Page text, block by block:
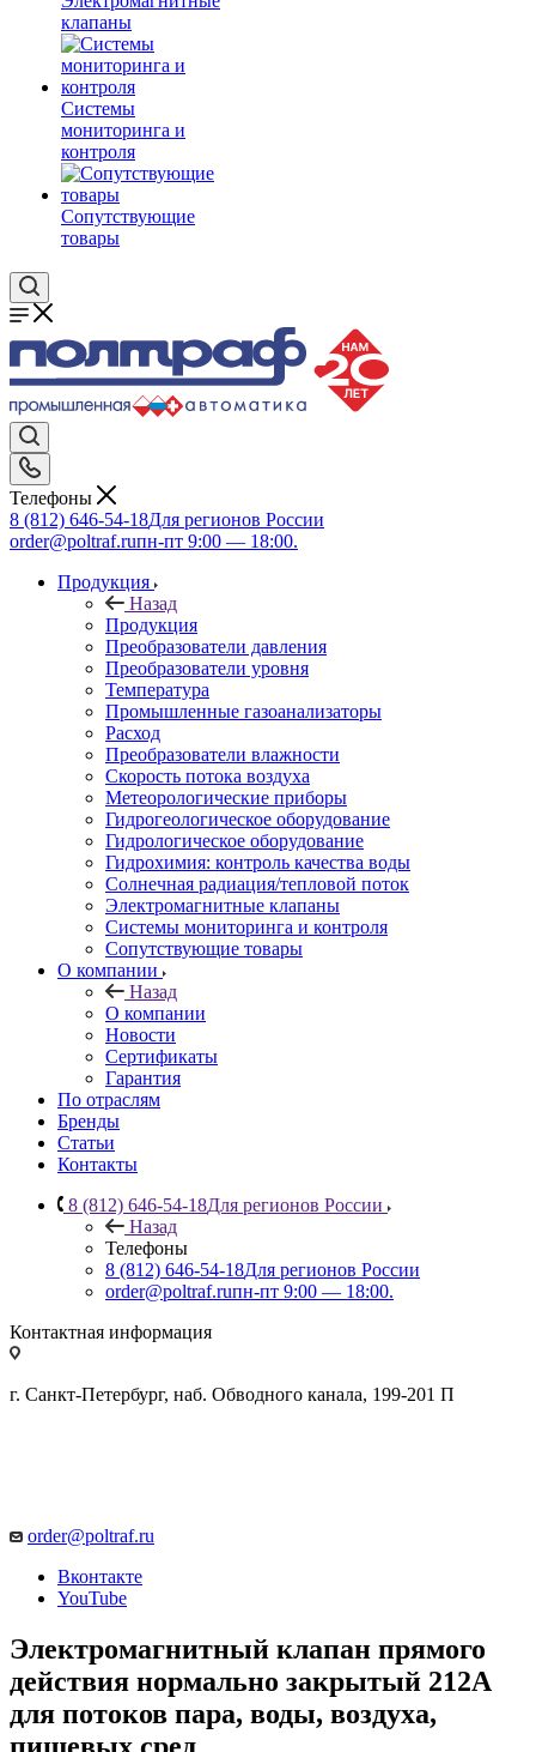
клапаны
Системы
мониторинга и
контроля
Сопутствующие
товары
Телефоны
8 (812) 646-54-18Для регионов России
order@poltraf.ruпн-пт 9:00 — 18:00.
Продукция
Назад
Продукция
Преобразователи давления
Преобразователи уровня
Температура
Промышленные газоанализаторы
Расход
Преобразователи влажности
Скорость потока воздуха
Метеорологические приборы
Гидрогеологическое оборудование
Гидрологическое оборудование
Гидрохимия: контроль качества воды
Солнечная радиация/тепловой поток
Электромагнитные клапаны
Системы мониторинга и контроля
Сопутствующие товары
О компании
Назад
О компании
Новости
Сертификаты
Гарантия
По отраслям
Бренды
Статьи
Контакты
8 (812) 646-54-18Для регионов России
Назад
Телефоны
8 (812) 646-54-18Для регионов России
order@poltraf.ruпн-пт 9:00 — 18:00.
Контактная информация
г. Санкт-Петербург, наб. Обводного канала, 199-201 П
order@poltraf.ru
Вконтакте
YouTube
Электромагнитный клапан прямого
действия нормально закрытый 212A
для потоков пара, воды, воздуха,